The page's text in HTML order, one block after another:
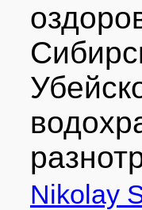
Nikolay